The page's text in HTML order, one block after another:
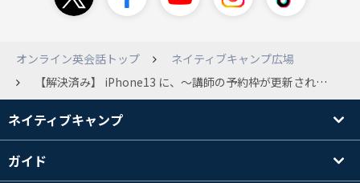
オンライン英会話トップ
ネイティブキャンプ広場
【解決済み】 iPhone13 に、〜講師の予約枠が更新されました、のお知らせが表示されません。古いiPhone 6 +には通知が出てきています。iPad(第5世代)にも表示されません。 予約枠更新のお知らせは、通知が正常に出ていらっしゃいますか?
ネイティブキャンプ
ガイド